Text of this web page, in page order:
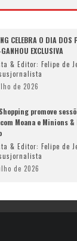
CELEBRA O DIA DOS
EXCLUSIVA
& Editor: Felipe de
de 2026
promove
Moana e Minions
& Editor: Felipe de
de 2026